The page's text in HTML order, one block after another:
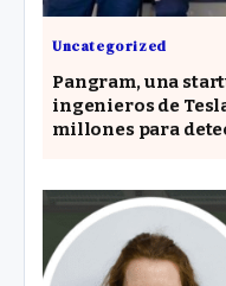
Uncategorized
Pangram, una
ingenieros de
millones para